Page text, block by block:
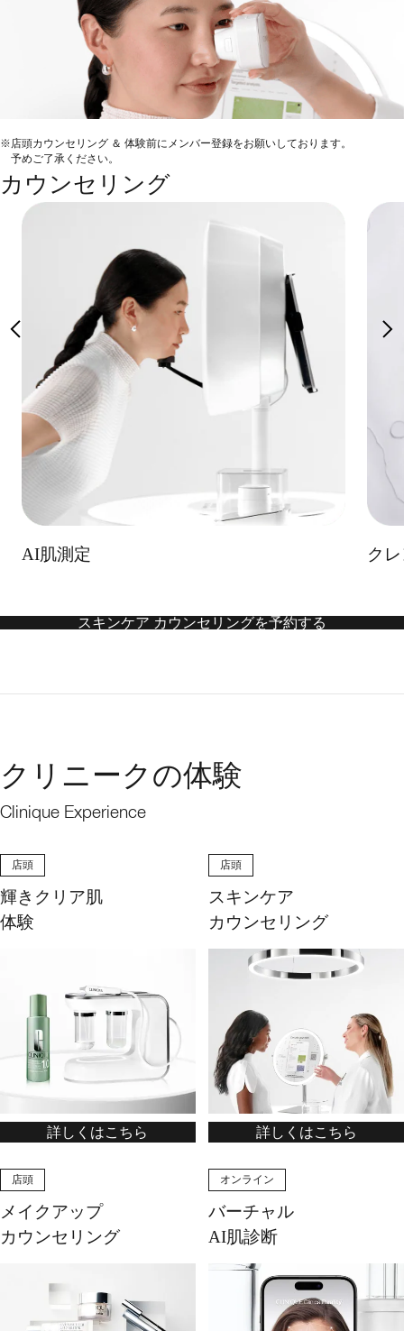
※店頭カウンセリング ＆ 体験前にメンバー登録をお願いしております。
予めご了承ください。
カウンセリング
AI肌測定 ク
スキンケア カウンセリングを予約する
クリニークの体験
Clinique Experience
店頭
輝きクリア肌
体験
詳しくはこちら
店頭
スキンケア
カウンセリング
詳しくはこちら
店頭
メイクアップ
カウンセリング
オンライン
バーチャル
AI肌診断